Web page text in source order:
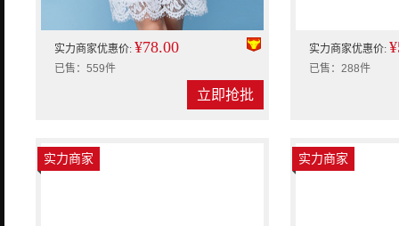
实力商家优惠价: ¥78.00
已售：559件
立即抢批
实力商家优惠价:
已售：288件
实力商家 实力商家